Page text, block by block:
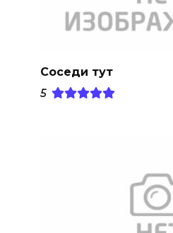
Соседи тут
5